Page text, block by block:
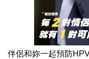
伴侶和妳一起預防